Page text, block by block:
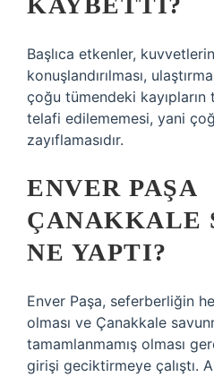
Başlıca etkenler, kuvvetlerin
konuşlandırılması,
çoğu tümendeki
telafi edilememesi, yani
zayıflamasıdır.
ENVER PAŞA
ÇANAKKALE
NE YAPTI?
Enver Paşa, seferberliğin
olması ve Çanakkale
tamamlanmamış olması
girişi geciktirmeye çalıştı.